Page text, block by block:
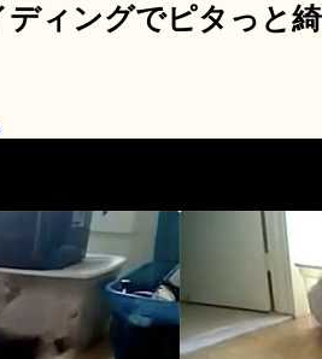
ディングでピタっと